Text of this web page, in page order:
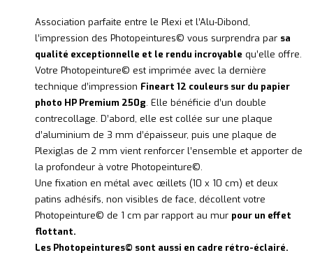
Association parfaite entre le Plexi et l’Alu-Dibond,
l’impression des Photopeintures© vous surprendra par sa
qualité exceptionnelle et le rendu incroyable qu’elle offre.
Votre Photopeinture© est imprimée avec la dernière
technique d’impression Fineart 12 couleurs sur du papier
photo HP Premium 250g. Elle bénéficie d’un double
contrecollage. D’abord, elle est collée sur une plaque
d’aluminium de 3 mm d’épaisseur, puis une plaque de
Plexiglas de 2 mm vient renforcer l’ensemble et apporter de
la profondeur à votre Photopeinture©.
Une fixation en métal avec œillets (10 x 10 cm) et deux
patins adhésifs, non visibles de face, décollent votre
Photopeinture© de 1 cm par rapport au mur pour un effet
flottant.
Les Photopeintures© sont aussi en cadre rétro-éclairé.